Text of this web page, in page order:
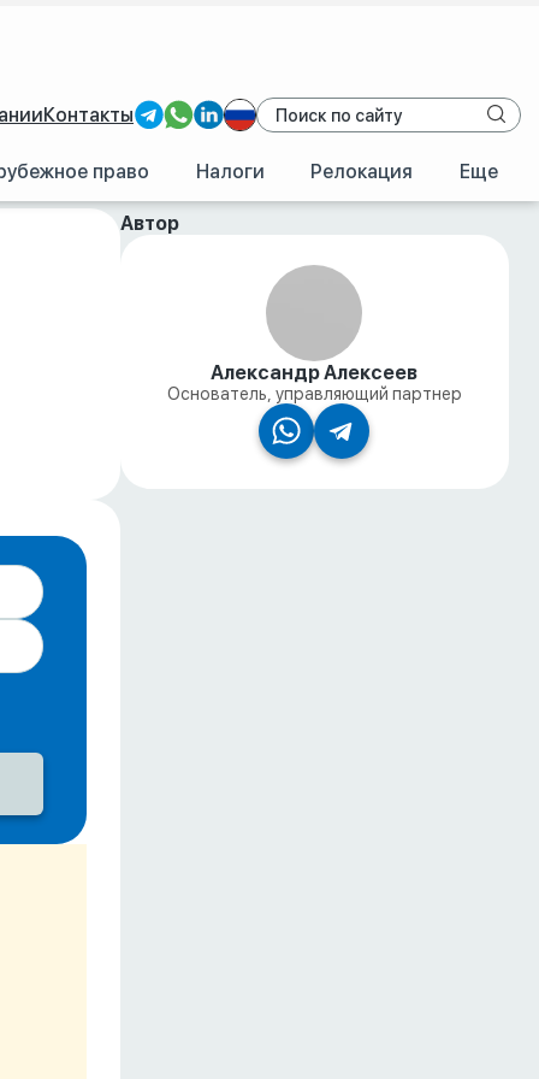
Контакты
право Налоги Релокация Еще
Автор
Александр Алексеев
Основатель, управляющий партнер